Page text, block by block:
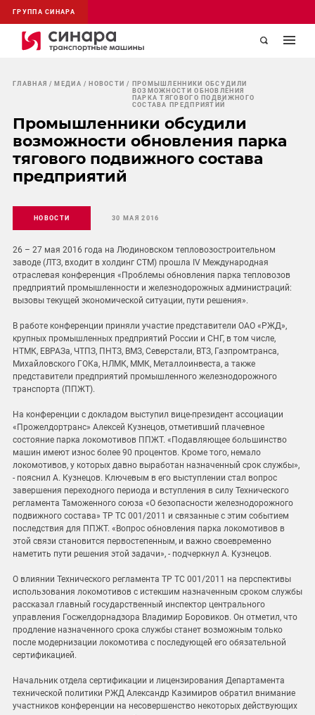
ГРУППА СИНАРА
ГЛАВНАЯ МЕДИА НОВОСТИ
ПРОМЫШЛЕННИКИ ОБСУДИЛИ
ВОЗМОЖНОСТИ ОБНОВЛЕНИЯ
ПАРКА ТЯГОВОГО ПОДВИЖНОГО
СОСТАВА ПРЕДПРИЯТИЙ
Промышленники обсудили
возможности обновления парка
тягового подвижного состава
предприятий
НОВОСТИ 30 МАЯ 2016
26 – 27 мая 2016 года на Людиновском тепловозостроительном
заводе (ЛТЗ, входит в холдинг СТМ) прошла IV Международная
отраслевая конференция «Проблемы обновления парка тепловозов
предприятий промышленности и железнодорожных администраций:
вызовы текущей экономической ситуации, пути решения».
В работе конференции приняли участие представители ОАО «РЖД»,
крупных промышленных предприятий России и СНГ, в том числе,
НТМК, ЕВРАЗа, ЧТПЗ, ПНТЗ, ВМЗ, Северстали, ВТЗ, Газпромтранса,
Михайловского ГОКа, НЛМК, ММК, Металлоинвеста, а также
представители предприятий промышленного железнодорожного
транспорта (ППЖТ).
На конференции с докладом выступил вице-президент ассоциации
«Прожелдортранс» Алексей Кузнецов, отметивший плачевное
состояние парка локомотивов ППЖТ. «Подавляющее большинство
машин имеют износ более 90 процентов. Кроме того, немало
локомотивов, у которых давно выработан назначенный срок службы»,
- пояснил А. Кузнецов. Ключевым в его выступлении стал вопрос
завершения переходного периода и вступления в силу Технического
регламента Таможенного союза «О безопасности железнодорожного
подвижного состава» ТР ТС 001/2011 и связанные с этим событием
последствия для ППЖТ. «Вопрос обновления парка локомотивов в
этой связи становится первостепенным, и важно своевременно
наметить пути решения этой задачи», - подчеркнул А. Кузнецов.
О влиянии Технического регламента ТР ТС 001/2011 на перспективы
использования локомотивов с истекшим назначенным сроком службы
рассказал главный государственный инспектор центрального
управления Госжелдорнадзора Владимир Боровиков. Он отметил, что
продление назначенного срока службы станет возможным только
после модернизации локомотива с последующей его обязательной
сертификацией.
Начальник отдела сертификации и лицензирования Департамента
технической политики РЖД Александр Казимиров обратил внимание
участников конференции на несовершенство некоторых действующих